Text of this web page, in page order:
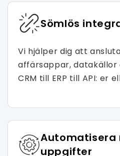
Sömlös
Vi hjälper dig att
affärsappar, datakällor
CRM till ERP till API: er
uppgifter